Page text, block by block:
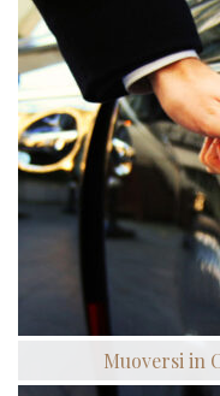
Muoversi in